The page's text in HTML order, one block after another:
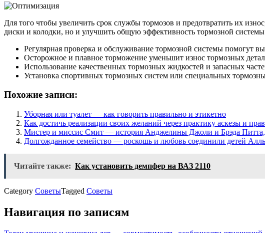
Для того чтобы увеличить срок службы тормозов и предотвратить их
диски и колодки, но и улучшить общую эффективность тормозной
Регулярная проверка и обслуживание тормозной системы помогут
Осторожное и плавное торможение уменьшит износ тормозных
Использование качественных тормозных жидкостей и запасных
Установка спортивных тормозных систем или специальных
Похожие записи:
Уборная или туалет — как говорить правильно и этикетно
Как достичь реализации своих желаний через практику аскезы и
Мистер и миссис Смит — история Анджелины Джоли и Брэда Питта,
Долгожданное семейство — роскошь и любовь соединили детей
Читайте также: Как установить демпфер на ВАЗ 2110
Category СоветыTagged Советы
Навигация по записям